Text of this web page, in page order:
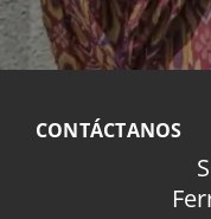
CONTÁCTANOS